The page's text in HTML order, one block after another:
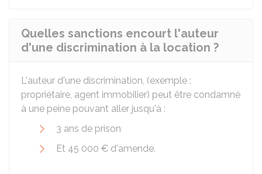
Quelles sanctions encourt l'auteur
d'une discrimination à la location ?
L'auteur d'une discrimination, (exemple :
propriétaire, agent immobilier) peut être condamné
à une peine pouvant aller jusqu'à :
3 ans de prison
Et 45 000 € d'amende.